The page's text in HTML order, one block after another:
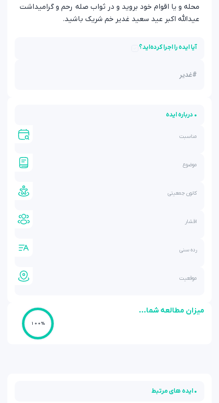
• درباره ایده
مناسبت
موضوع
کانون جمعیتی
اقشار
رده سنی
موقعیت
میزان مطالعه شما...
100%
محله و یا اقوام خود بروید و در ثواب صله رحم و گرامیداشت
عیدالله اکبر عید سعید غدیر خم شریک باشید.
آیا ایده را اجرا کرده‌اید؟
#غدیر
• ایده های مرتبط